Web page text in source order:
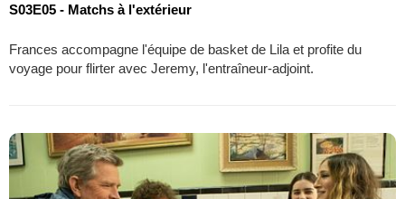
S03E05 - Matchs à l'extérieur
Frances accompagne l'équipe de basket de Lila et profite du
voyage pour flirter avec Jeremy, l'entraîneur-adjoint.